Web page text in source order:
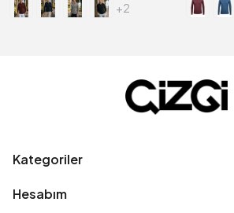
+2
Kategoriler
Hesabım